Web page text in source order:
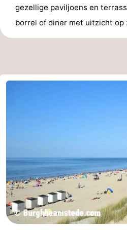
gezellige paviljoens en
borrel of diner met uitzicht op